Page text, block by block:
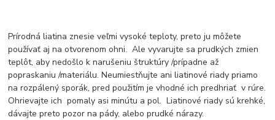
Prírodná liatina znesie veľmi vysoké teploty, preto ju môžete
používať aj na otvorenom ohni. Ale vyvarujte sa prudkých zmien
teplôt, aby nedošlo k narušeniu štruktúry /prípadne až
popraskaniu /materiálu. Neumiestňujte ani liatinové riady priamo
na rozpálený sporák, pred použitím je vhodné ich predhriať v rúre.
Ohrievajte ich pomaly asi minútu a pol. Liatinové riady sú krehké,
dávajte preto pozor na pády, alebo prudké nárazy.